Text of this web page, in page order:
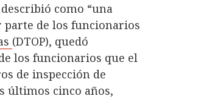
como “una
de los funcionarios
(DTOP), quedó
los funcionarios que el
de inspección de
últimos cinco años,